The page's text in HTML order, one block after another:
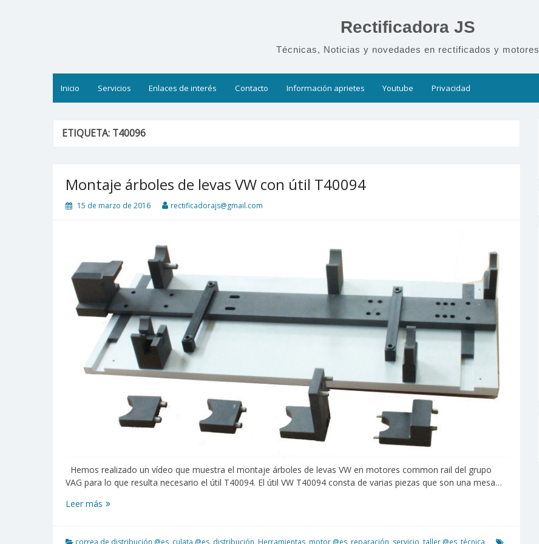
Rectificadora JS
Técnicas, Noticias y novedades en rectificados y motores
Inicio Servicios Enlaces de interés Contacto Información aprietes Youtube Privacidad
ETIQUETA: T40096
Montaje árboles de levas VW con útil T40094
15 de marzo de 2016 rectificadorajs@gmail.com
Hemos realizado un vídeo que muestra el montaje árboles de levas VW en motores common rail del grupo
VAG para lo que resulta necesario el útil T40094. El útil VW T40094 consta de varias piezas que son una mesa…
Leer más Montaje
levas
correa de distribución @es culata @es distribución Herramientas motor @es reparación servicio taller @es técnica